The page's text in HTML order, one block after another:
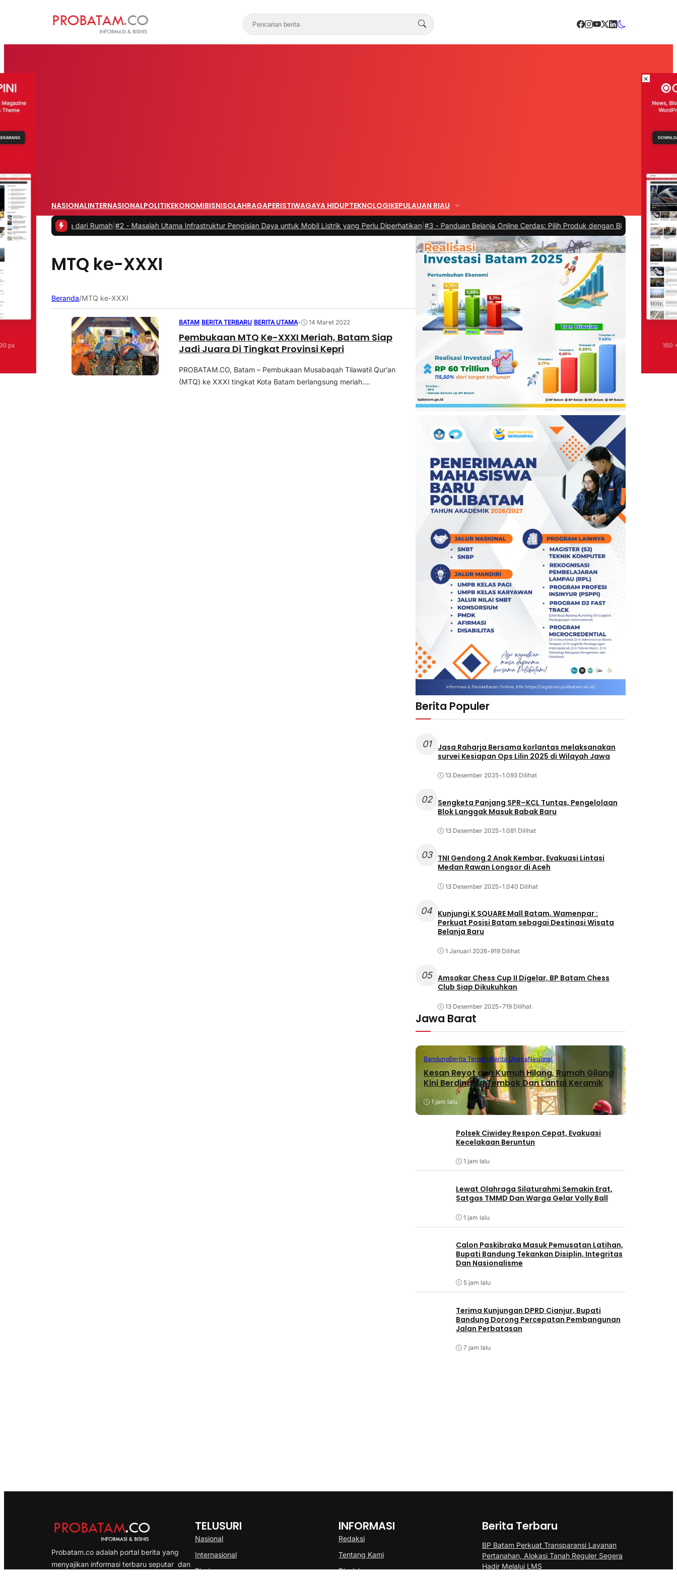
NASIONALINTERNASIONALPOLITIKEKONOMIBISNISOLAHRAGAPERISTIWAGAYA HIDUPTEKNOLOGIKEPULAUAN RIAU
dari Rumah |#2 -Masalah Utama Infrastruktur Pengisian Daya untuk Mobil Listrik yang Perlu Diperhatikan |#3 -Panduan Belanja Online Cerdas: Pilih Produk dengan Bijak dan Hindari Penipuan|#4
MTQ ke-XXXI
Beranda/MTQ ke-XXXI
BATAM BERITA TERBARU BERITA UTAMA• 14 Maret 2022
Pembukaan MTQ Ke-XXXI Meriah, Batam Siap
Jadi Juara Di Tingkat Provinsi Kepri
PROBATAM.CO, Batam – Pembukaan Musabaqah Tilawatil Qur’an
(MTQ) ke XXXI tingkat Kota Batam berlangsung meriah....
Berita Populer
01
Jasa Raharja Bersama korlantas melaksanakan
survei Kesiapan Ops Lilin 2025 di Wilayah Jawa
13 Desember 2025•1.093 Dilihat
02
Sengketa Panjang SPR–KCL Tuntas, Pengelolaan
Blok Langgak Masuk Babak Baru
13 Desember 2025•1.081 Dilihat
03
TNI Gendong 2 Anak Kembar, Evakuasi Lintasi
Medan Rawan Longsor di Aceh
13 Desember 2025•1.040 Dilihat
04 Kunjungi K SQUARE Mall Batam, Wamenpar :
Perkuat Posisi Batam sebagai Destinasi Wisata
Belanja Baru
1 Januari 2026•919 Dilihat
05 Amsakar Chess Cup II Digelar, BP Batam Chess
Club Siap Dikukuhkan
13 Desember 2025•719 Dilihat
Jawa Barat
BandungBerita TerbaruBerita UtamaNasional
Kesan Reyot dan Kumuh Hilang, Rumah Gilang
Kini Berdinding Tembok Dan Lantai Keramik
1 jam lalu
Polsek Ciwidey Respon Cepat, Evakuasi
Kecelakaan Beruntun
1 jam lalu
Lewat Olahraga Silaturahmi Semakin Erat,
Satgas TMMD Dan Warga Gelar Volly Ball
1 jam lalu
Calon Paskibraka Masuk Pemusatan Latihan,
Bupati Bandung Tekankan Disiplin, Integritas
Dan Nasionalisme
5 jam lalu
Terima Kunjungan DPRD Cianjur, Bupati
Bandung Dorong Percepatan Pembangunan
Jalan Perbatasan
7 jam lalu
Probatam.co adalah portal berita yang
menyajikan informasi terbaru seputar dan
TELUSURI
Nasional
Internasional
Bisnis
INFORMASI
Redaksi
Tentang Kami
Disclaimer
Berita Terbaru
BP Batam Perkuat Transparansi Layanan
Pertanahan, Alokasi Tanah Reguler Segera
Hadir Melalui LMS
×